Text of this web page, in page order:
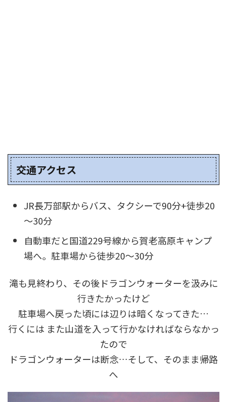
交通アクセス
JR長万部駅からバス、タクシーで90分+徒歩20
～30分
自動車だと国道229号線から賀老高原キャンプ
場へ。駐車場から徒歩20～30分
滝も見終わり、その後ドラゴンウォーターを汲みに
行きたかったけど
駐車場へ戻った頃には辺りは暗くなってきた…
行くには また山道を入って行かなければならなかっ
たので
ドラゴンウォーターは断念…そして、そのまま帰路
へ